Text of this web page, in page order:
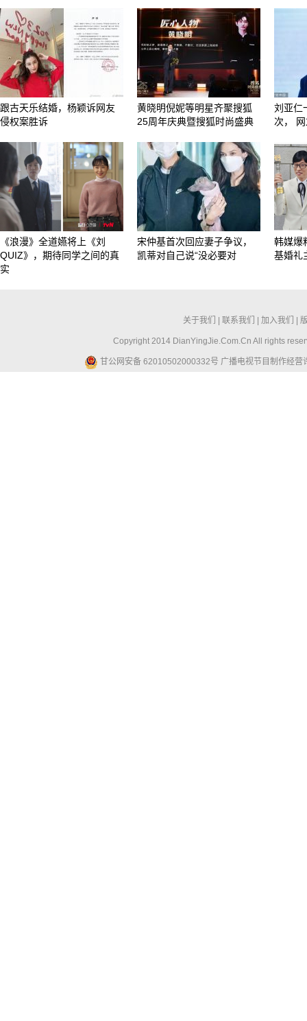
跟古天乐结婚，杨颖诉网友
侵权案胜诉
黄晓明倪妮等明星齐聚搜狐
25周年庆典暨搜狐时尚盛典
刘亚仁
次，
《浪漫》全道嬿将上《刘
QUIZ》，期待同学之间的真
实
宋仲基首次回应妻子争议，
凯蒂对自己说“没必要对
韩媒爆
基婚礼
关于我们 联系我们 加入我们
Copyright 2014 DianYingJie.Com.Cn All rights
甘公网安备 62010502000332号 广播电视节目制作经